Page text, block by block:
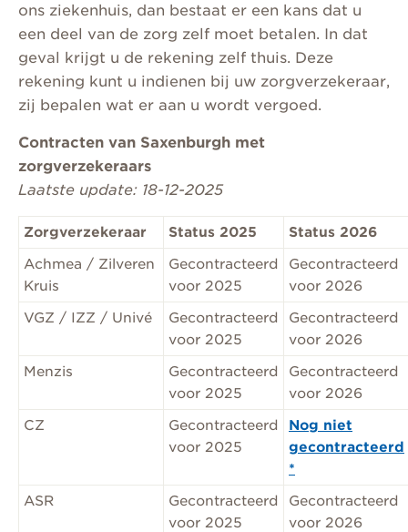
ons ziekenhuis, dan bestaat er een kans dat u
een deel van de zorg zelf moet betalen. In dat
geval krijgt u de rekening zelf thuis. Deze
rekening kunt u indienen bij uw zorgverzekeraar,
zij bepalen wat er aan u wordt vergoed.
Contracten van Saxenburgh met
zorgverzekeraars
Laatste update: 18-12-2025
Zorgverzekeraar Status 2025
Status 2026
Achmea / Zilveren
Kruis
Gecontracteerd
voor 2025
Gecontracteerd
voor 2026
VGZ / IZZ / Univé
Gecontracteerd
voor 2025
Gecontracteerd
voor 2026
Menzis
Gecontracteerd
voor 2025
Gecontracteerd
voor 2026
CZ
Gecontracteerd
voor 2025
Nog niet
gecontracteerd
*
ASR
Gecontracteerd
voor 2025
Gecontracteerd
voor 2026